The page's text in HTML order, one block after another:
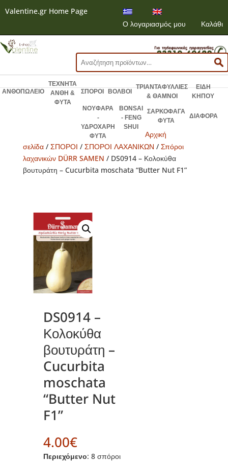
Valentine.gr Home Page
Ο λογαριασμός μου
Καλάθι
Αναζήτηση
για:
ΑΝΘΟΠΩΛΕΙΟ
ΤΕΧΝΗΤΑ
ΑΝΘΗ &
ΦΥΤΑ
ΣΠΟΡΟΙ ΒΟΛΒΟΙ
ΤΡΙΑΝΤΑΦΥΛΛΙΕΣ
& ΘΑΜΝΟΙ
ΕΙΔΗ
ΚΗΠΟΥ
ΝΟΥΦΑΡΑ
-
ΥΔΡΟΧΑΡΗ
ΦΥΤΑ
BONSAI
- FENG
SHUI
ΣΑΡΚΟΦΑΓΑ
ΦΥΤΑ
ΔΙΑΦΟΡΑ
Αρχική
σελίδα/ ΣΠΟΡΟΙ / ΣΠΟΡΟΙ ΛΑΧΑΝΙΚΩΝ / Σπόροι
λαχανικών DÜRR SAMEN / DS0914 – Κολοκύθα
βουτυράτη – Cucurbita moschata “Butter Nut F1”
DS0914 –
Κολοκύθα
βουτυράτη –
Cucurbita
moschata
“Butter Nut
F1”
4.00€
Περιεχόμενο: 8 σπόροι